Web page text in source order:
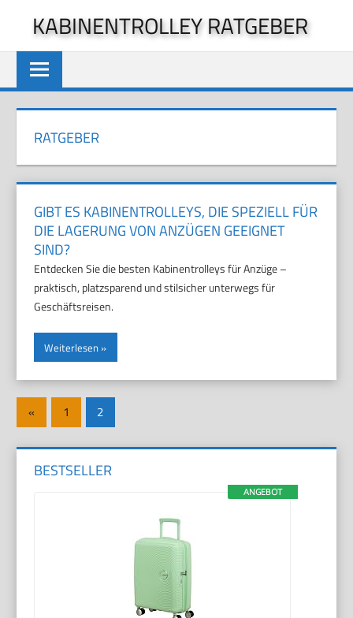
springen
KABINENTROLLEY RATGEBER
RATGEBER
GIBT ES KABINENTROLLEYS, DIE SPEZIELL FÜR
DIE LAGERUNG VON ANZÜGEN GEEIGNET
SIND?
Entdecken Sie die besten Kabinentrolleys für Anzüge –
praktisch, platzsparend und stilsicher unterwegs für
Geschäftsreisen.
Weiterlesen
Seitennummerierung
der
Beiträge
«Vorherige
Beiträge
1 2
BESTSELLER
ANGEBOT